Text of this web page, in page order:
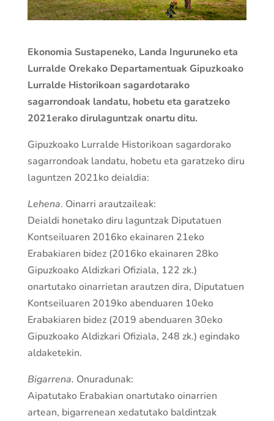
Ekonomia Sustapeneko, Landa Inguruneko eta
Lurralde Orekako Departamentuak Gipuzkoako
Lurralde Historikoan sagardotarako
sagarrondoak landatu, hobetu eta garatzeko
2021erako dirulaguntzak onartu ditu.
Gipuzkoako Lurralde Historikoan sagardorako
sagarrondoak landatu, hobetu eta garatzeko diru
laguntzen 2021ko deialdia:
Lehena. Oinarri arautzaileak:
Deialdi honetako diru laguntzak Diputatuen
Kontseiluaren 2016ko ekainaren 21eko
Erabakiaren bidez (2016ko ekainaren 28ko
Gipuzkoako Aldizkari Ofiziala, 122 zk.)
onartutako oinarrietan arautzen dira, Diputatuen
Kontseiluaren 2019ko abenduaren 10eko
Erabakiaren bidez (2019 abenduaren 30eko
Gipuzkoako Aldizkari Ofiziala, 248 zk.) egindako
aldaketekin.
Bigarrena. Onuradunak:
Aipatutako Erabakian onartutako oinarrien
artean, bigarrenean xedatutako baldintzak